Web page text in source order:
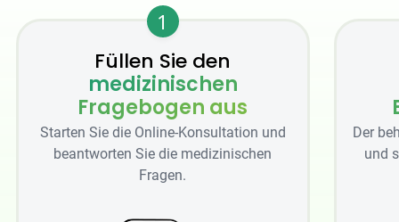
1
Füllen Sie den
medizinischen
Fragebogen aus
Starten Sie die Online-Konsultation und
beantworten Sie die medizinischen
Fragen.
Der
und